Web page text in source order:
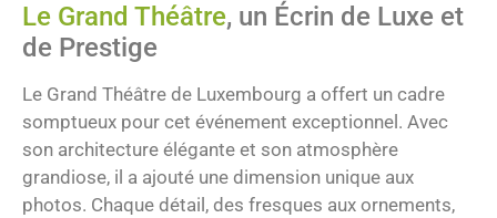
Le Grand Théâtre, un Écrin de Luxe et
de Prestige
Le Grand Théâtre de Luxembourg a offert un cadre
somptueux pour cet événement exceptionnel. Avec
son architecture élégante et son atmosphère
grandiose, il a ajouté une dimension unique aux
photos. Chaque détail, des fresques aux ornements,